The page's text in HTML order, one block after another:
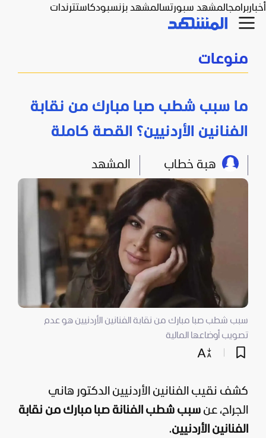
أخباربرامجالمشهد سبورتسالمشهد بزنسبودكاستترندات
منوعات
ما سبب شطب صبا مبارك من نقابة
الفنانين الأردنيين؟ القصة كاملة
هبة خطاب المشهد
سبب شطب صبا مبارك من نقابة الفنانين الأردنيين هو عدم
تصويب أوضاعها المالية
كشف نقيب الفنانين الأردنيين الدكتور هاني
الجراح، عن سبب شطب الفنانة صبا مبارك من نقابة
الفنانين الأردنيين.